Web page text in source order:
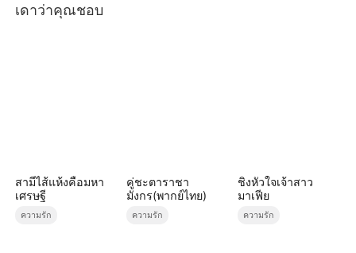
เดาว่าคุณชอบ
สามีไส้แห้งคือมหา
เศรษฐี
ความรัก
คู่ชะตาราชา
มังกร(พากย์ไทย)
ความรัก
ชิงหัวใจเจ้าสาว
มาเฟีย
ความรัก